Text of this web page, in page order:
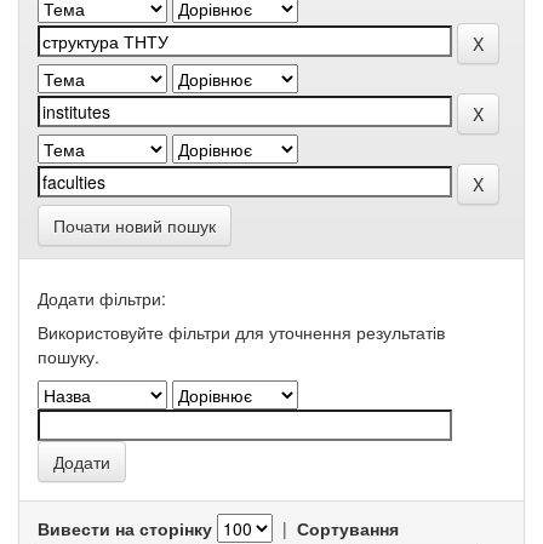
Почати новий пошук
Додати фільтри:
Використовуйте фільтри для уточнення результатів
пошуку.
Вивести на сторінку | Сортування